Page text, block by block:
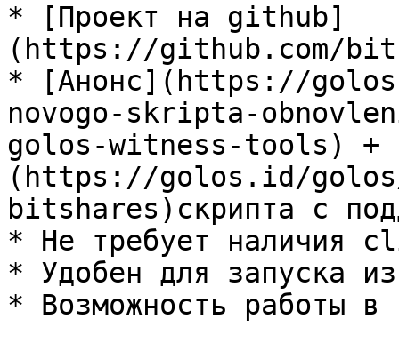
* [Проект на github]
(https://github.com/
* [Анонс](https://
novogo-skripta-
golos-witness-tools) +
(https://golos.id/
bitshares)скрипта с
* Не требует наличия
* Удобен для запуска
* Возможность работы в